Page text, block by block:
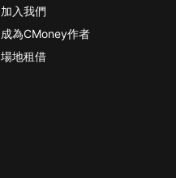
加入我們
成為CMoney作者
場地租借